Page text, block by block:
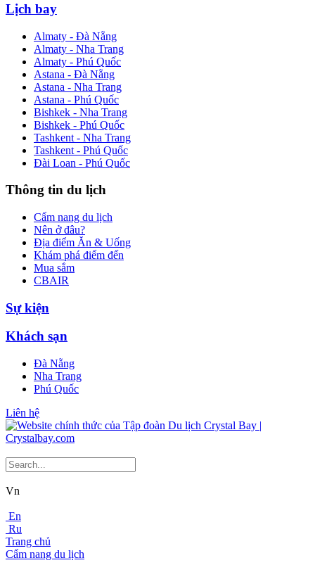
Lịch bay
Almaty - Đà Nẵng
Almaty - Nha Trang
Almaty - Phú Quốc
Astana - Đà Nẵng
Astana - Nha Trang
Astana - Phú Quốc
Bishkek - Nha Trang
Bishkek - Phú Quốc
Tashkent - Nha Trang
Tashkent - Phú Quốc
Đài Loan - Phú Quốc
Thông tin du lịch
Cẩm nang du lịch
Nên ở đâu?
Địa điểm Ăn & Uống
Khám phá điểm đến
Mua sắm
CBAIR
Sự kiện
Khách sạn
Đà Nẵng
Nha Trang
Phú Quốc
Liên hệ
Vn
En
Ru
Trang chủ
Cẩm nang du lịch